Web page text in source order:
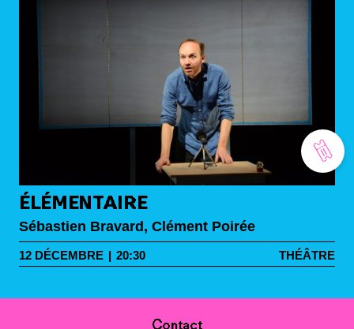
ÉLÉMENTAIRE
Sébastien Bravard, Clément Poirée
12 DÉCEMBRE | 20:30 THÉÂTRE
Contact